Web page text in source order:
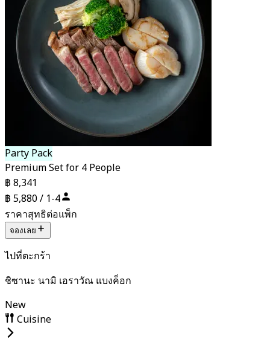
Party Pack
Premium Set for 4 People
฿ 8,341
฿ 5,880 / 1-4
ราคาสุทธิต่อแพ็ก
จองเลย
ไปที่ตะกร้า
ชิซานะ นามิ เอราวัณ แบงค็อก
New
Cuisine